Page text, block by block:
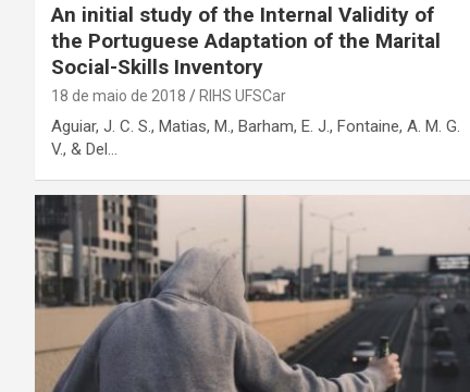
An initial study of the Internal Validity of
the Portuguese Adaptation of the Marital
Social-Skills Inventory
18 de maio de 2018 RIHS UFSCar
Aguiar, J. C. S., Matias, M., Barham, E. J., Fontaine, A. M. G.
V., & Del…